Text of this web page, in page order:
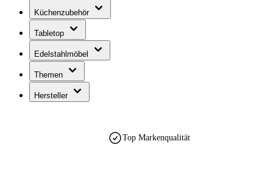
Küchenzubehör
Tabletop
Edelstahlmöbel
Themen
Hersteller
Top Markenqualität